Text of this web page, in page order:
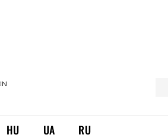
HU UA RU